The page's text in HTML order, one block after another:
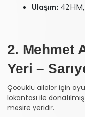
Ulaşım:
2. Mehmet
Yeri –
Çocuklu aileler için
lokantası ile
mesire yeridir.